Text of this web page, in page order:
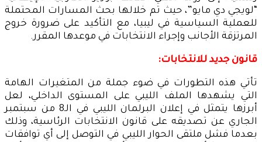
“لويجي دي مايو”، حيث تم خلالها بحث المسارات المحتملة
للعملية السياسية في ليبيا، مع التأكيد على ضرورة خروج
المرتزقة الأجانب وإجراء الانتخابات في موعدها المقرر.
قانون جديد للانتخابات:
تأتي هذه التطورات في ضوء جملة من المتغيرات الهامة
التي يشهدها الملف الليبي على المستوى الداخلي، لعل
أبرزها يتمثل في إعلان البرلمان الليبي في الـ8 من سبتمبر
الجاري عن تصديقه على قانون الانتخابات الرئاسية، وذلك
بعدما فشل ملتقى الحوار الليبي في التوصل إلى أي توافقات